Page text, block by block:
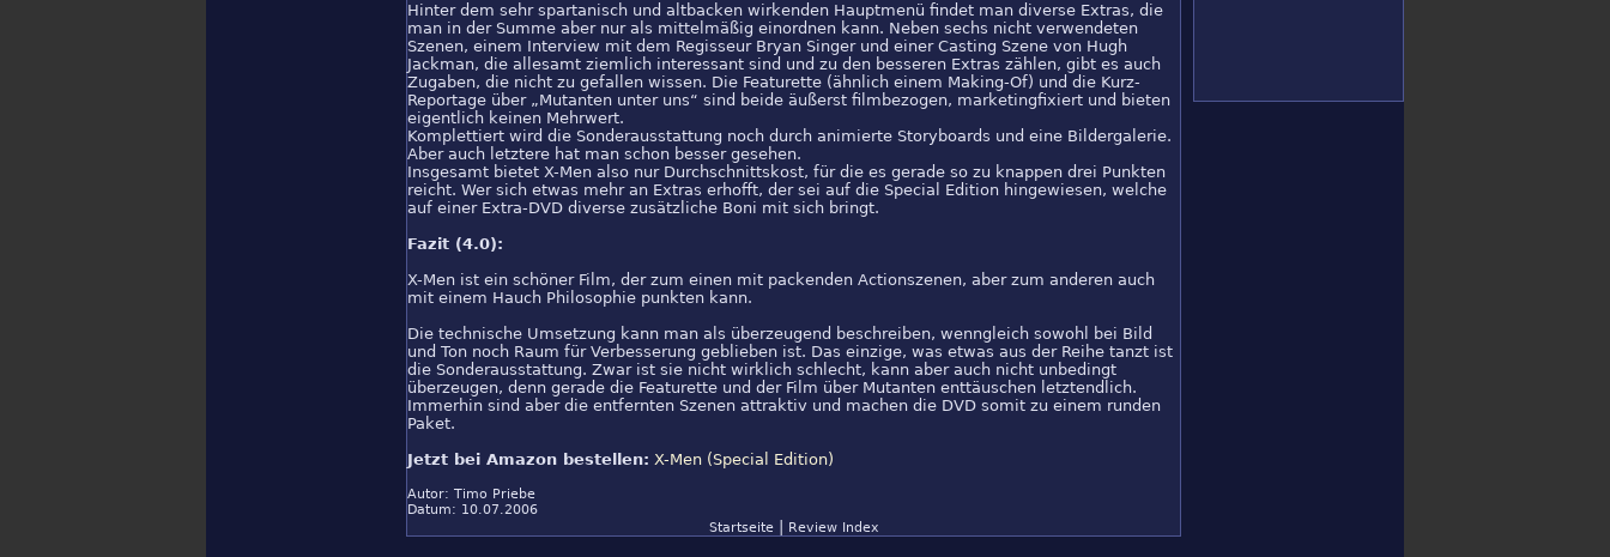
Hinter dem sehr spartanisch und altbacken wirkenden Hauptmenü findet man diverse Extras, die
man in der Summe aber nur als mittelmäßig einordnen kann. Neben sechs nicht verwendeten
Szenen, einem Interview mit dem Regisseur Bryan Singer und einer Casting Szene von Hugh
Jackman, die allesamt ziemlich interessant sind und zu den besseren Extras zählen, gibt es auch
Zugaben, die nicht zu gefallen wissen. Die Featurette (ähnlich einem Making-Of) und die Kurz-
Reportage über „Mutanten unter uns“ sind beide äußerst filmbezogen, marketingfixiert und bieten
eigentlich keinen Mehrwert.
Komplettiert wird die Sonderausstattung noch durch animierte Storyboards und eine Bildergalerie.
Aber auch letztere hat man schon besser gesehen.
Insgesamt bietet X-Men also nur Durchschnittskost, für die es gerade so zu knappen drei Punkten
reicht. Wer sich etwas mehr an Extras erhofft, der sei auf die Special Edition hingewiesen, welche
auf einer Extra-DVD diverse zusätzliche Boni mit sich bringt.
Fazit (4.0):
X-Men ist ein schöner Film, der zum einen mit packenden Actionszenen, aber zum anderen auch
mit einem Hauch Philosophie punkten kann.
Die technische Umsetzung kann man als überzeugend beschreiben, wenngleich sowohl bei Bild
und Ton noch Raum für Verbesserung geblieben ist. Das einzige, was etwas aus der Reihe tanzt ist
die Sonderausstattung. Zwar ist sie nicht wirklich schlecht, kann aber auch nicht unbedingt
überzeugen, denn gerade die Featurette und der Film über Mutanten enttäuschen letztendlich.
Immerhin sind aber die entfernten Szenen attraktiv und machen die DVD somit zu einem runden
Paket.
Jetzt bei Amazon bestellen: X-Men (Special Edition)
Autor: Timo Priebe
Datum: 10.07.2006
Startseite| Review Index